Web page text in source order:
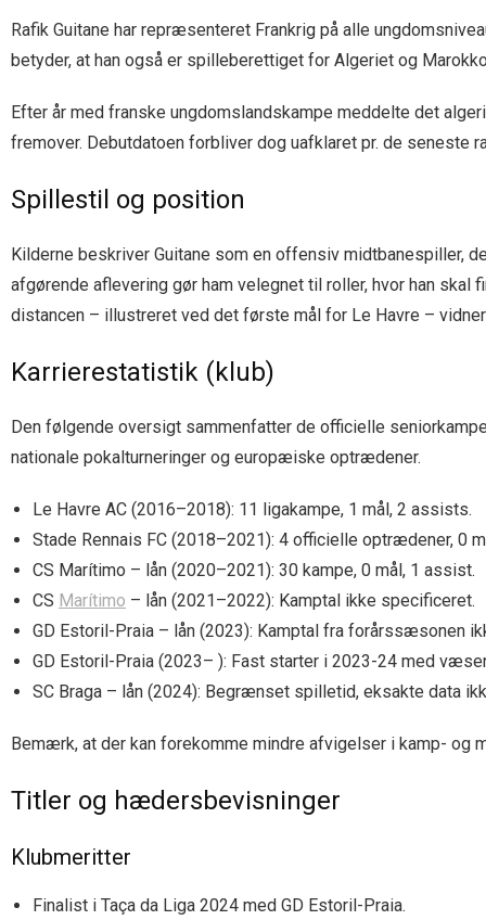
Rafik Guitane har repræsenteret Frankrig på alle
betyder, at han også er spilleberettiget for Algeriet og
Efter år med franske ungdomslandskampe meddelte det
fremover. Debutdatoen forbliver dog uafklaret pr. de seneste
Spillestil og position
Kilderne beskriver Guitane som en offensiv midtbanespiller,
afgørende aflevering gør ham velegnet til roller, hvor han
distancen – illustreret ved det første mål for Le Havre –
Karrierestatistik (klub)
Den følgende oversigt sammenfatter de officielle
nationale pokalturneringer og europæiske optrædener.
Le Havre AC (2016–2018): 11 ligakampe, 1 mål, 2 assists.
Stade Rennais FC (2018–2021): 4 officielle optrædener, 0
CS Marítimo – lån (2020–2021): 30 kampe, 0 mål, 1 assist.
CS Marítimo – lån (2021–2022): Kamptal ikke specificeret.
GD Estoril-Praia – lån (2023): Kamptal fra forårssæsonen
GD Estoril-Praia (2023– ): Fast starter i 2023-24 med
SC Braga – lån (2024): Begrænset spilletid, eksakte data
Bemærk, at der kan forekomme mindre afvigelser i kamp- og
Titler og hædersbevisninger
Klubmeritter
Finalist i Taça da Liga 2024 med GD Estoril-Praia.